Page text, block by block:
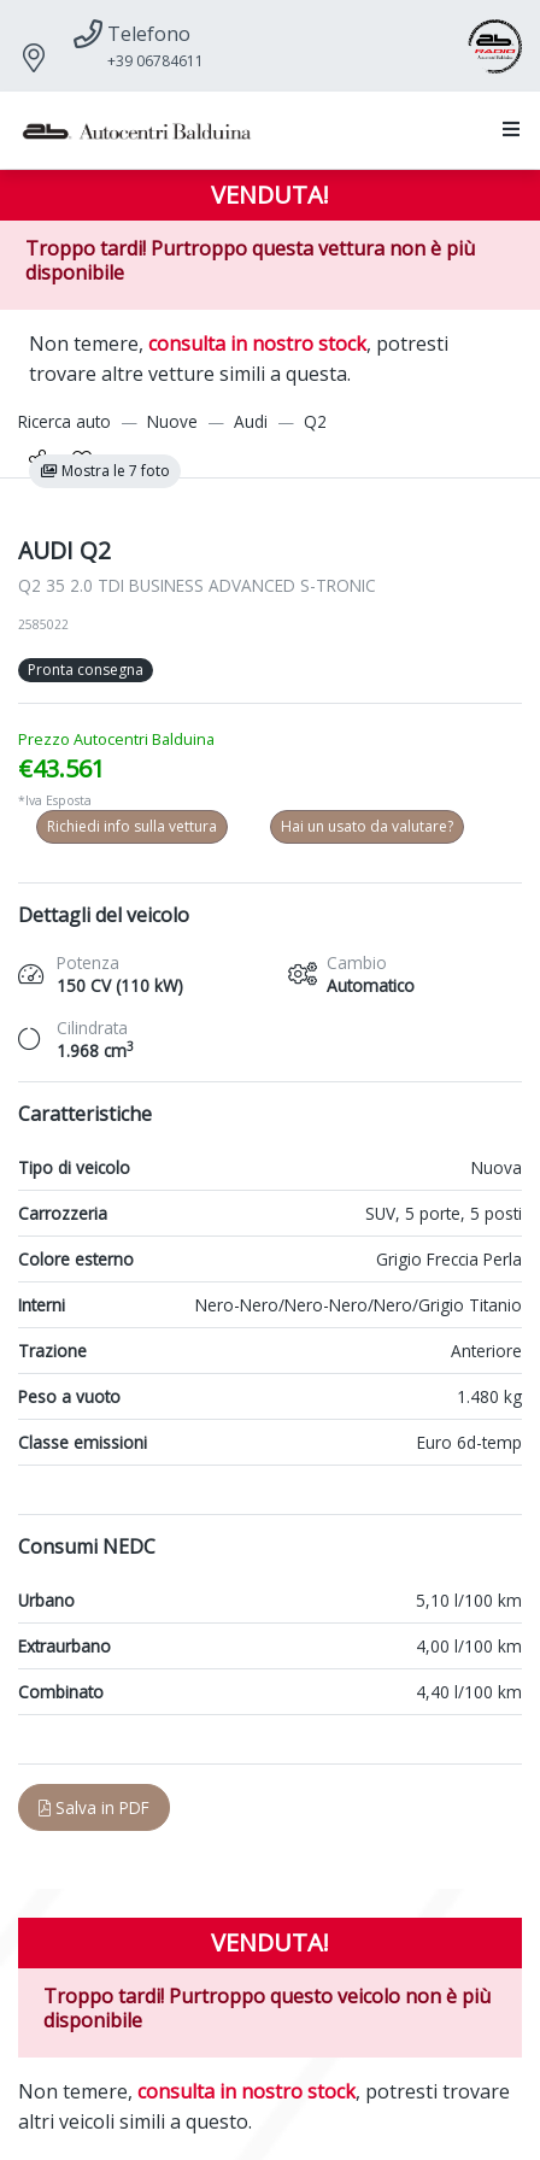
Telefono
+39 06784611
VENDUTA!
Troppo tardi! Purtroppo questa vettura non è più
disponibile
Non temere, consulta in nostro stock, potresti
trovare altre vetture simili a questa.
Ricerca auto Nuove Audi Q2
Mostra le 7 foto
AUDI Q2
Q2 35 2.0 TDI BUSINESS ADVANCED S-TRONIC
2585022
Pronta consegna
Prezzo Autocentri Balduina
€43.561
*Iva Esposta
Richiedi info sulla vettura Hai un usato da valutare?
Dettagli del veicolo
Potenza
150 CV (110 kW)
Cambio
Automatico
Cilindrata
1.968 cm3
Caratteristiche
Tipo di veicolo
Nuova
Carrozzeria
SUV, 5 porte, 5 posti
Colore esterno
Grigio Freccia Perla
Interni
Nero-Nero/Nero-Nero/Nero/Grigio Titanio
Trazione
Anteriore
Peso a vuoto
1.480 kg
Classe emissioni
Euro 6d-temp
Consumi NEDC
Urbano
5,10 l/100 km
Extraurbano
4,00 l/100 km
Combinato
4,40 l/100 km
Salva in PDF
VENDUTA!
Troppo tardi! Purtroppo questo veicolo non è più
disponibile
Non temere, consulta in nostro stock, potresti trovare
altri veicoli simili a questo.